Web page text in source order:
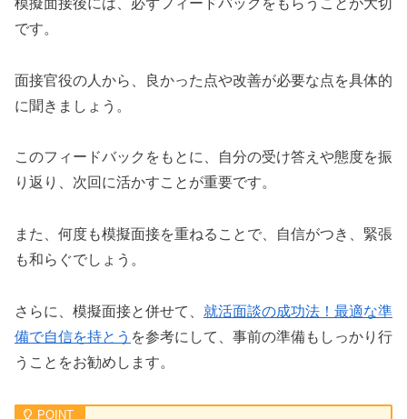
です。
面接官役の人から、良かった点や改善が必要な点を具体的
に聞きましょう。
このフィードバックをもとに、自分の受け答えや態度を振
り返り、次回に活かすことが重要です。
また、何度も模擬面接を重ねることで、自信がつき、緊張
も和らぐでしょう。
さらに、模擬面接と併せて、 就活面談の成功法！最適な準
備で自信を持とう を参考にして、事前の準備もしっかり行
うことをお勧めします。